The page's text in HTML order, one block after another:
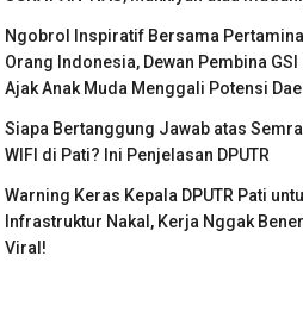
Ngobrol Inspiratif Bersama
Orang Indonesia, Dewan Pembina
Ajak Anak Muda Menggali Potensi
Siapa Bertanggung Jawab atas
WIFI di Pati? Ini Penjelasan DPUTR
Warning Keras Kepala DPUTR Pati
Infrastruktur Nakal, Kerja Nggak
Viral!